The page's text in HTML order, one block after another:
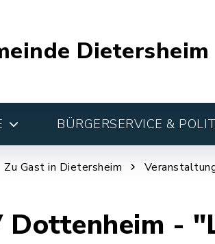
Dietersheim
BÜRGERSERVICE &
Zu Gast in Dietersheim
Dottenheim -